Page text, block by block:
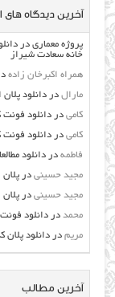
آخرین دیدگاه های
پروژه معماری در
خانه سعادت شیراز
همراه اکبرخان زاده
مارال دردانلود
کامی دردانلود فونت
کامی دردانلود فونت
فاطمه دردانلود
مجید حسینی در
مجید حسینی در
محمد دردانلود
مریم دردانلود
آخرین مطالب